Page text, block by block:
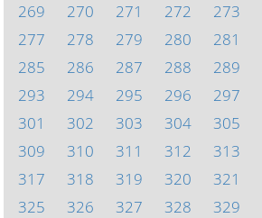
269
270 271 272 273
277
278 279 280 281
285
286 287 288 289
293
294 295 296 297
301
302 303 304 305
309
310 311 312 313
317
318 319 320 321
325
326 327 328 329